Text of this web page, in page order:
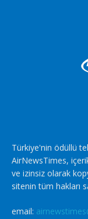
Türkiye'nin ödüllü
AirNewsTimes,
ve izinsiz olarak
sitenin tüm hakları
email: